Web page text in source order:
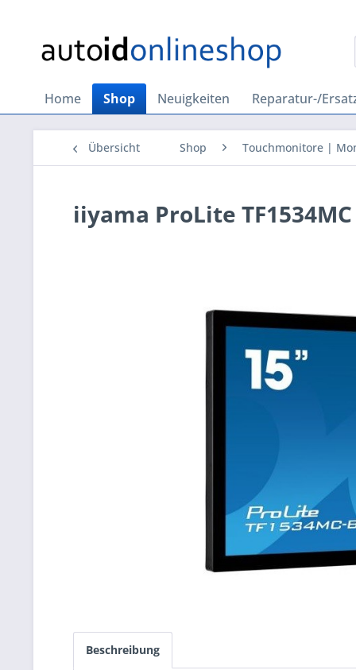
Home Shop Neuigkeiten Reparatur-/
Übersicht Shop Touchmonitore |
iiyama ProLite
Beschreibung